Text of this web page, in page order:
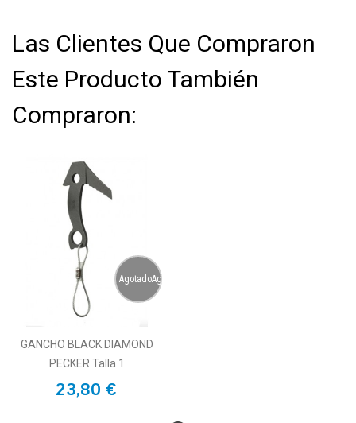
Las Clientes Que Compraron
Este Producto También
Compraron:
AgotadoAgotado
GANCHO BLACK DIAMOND
PECKER Talla 1
23,80 €